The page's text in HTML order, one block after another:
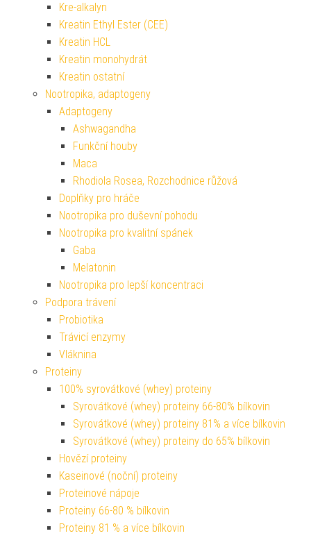
Kre-alkalyn
Kreatin Ethyl Ester (CEE)
Kreatin HCL
Kreatin monohydrát
Kreatin ostatní
Nootropika, adaptogeny
Adaptogeny
Ashwagandha
Funkční houby
Maca
Rhodiola Rosea, Rozchodnice růžová
Doplňky pro hráče
Nootropika pro duševní pohodu
Nootropika pro kvalitní spánek
Gaba
Melatonin
Nootropika pro lepší koncentraci
Podpora trávení
Probiotika
Trávicí enzymy
Vláknina
Proteiny
100% syrovátkové (whey) proteiny
Syrovátkové (whey) proteiny 66-80% bílkovin
Syrovátkové (whey) proteiny 81% a více bílkovin
Syrovátkové (whey) proteiny do 65% bílkovin
Hovězí proteiny
Kaseinové (noční) proteiny
Proteinové nápoje
Proteiny 66-80 % bílkovin
Proteiny 81 % a více bílkovin